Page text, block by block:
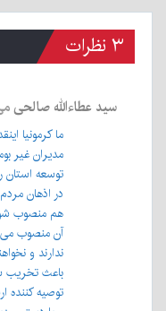
۳ نظرات
سید عطاءالله صالحی
ما کرمونیا
مدیران غیر
توسعه استان
در اذهان
هم منصوب
آن منصوب می
ندارند و
باعث
توصیه کننده